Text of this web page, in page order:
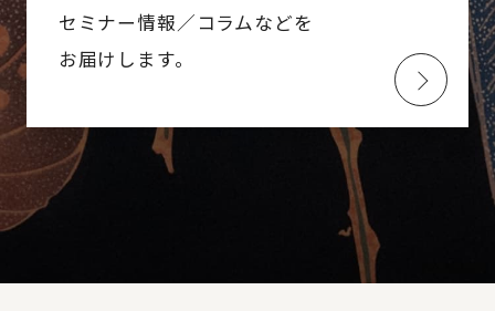
セミナー情報／コラムなどを
お届けします。